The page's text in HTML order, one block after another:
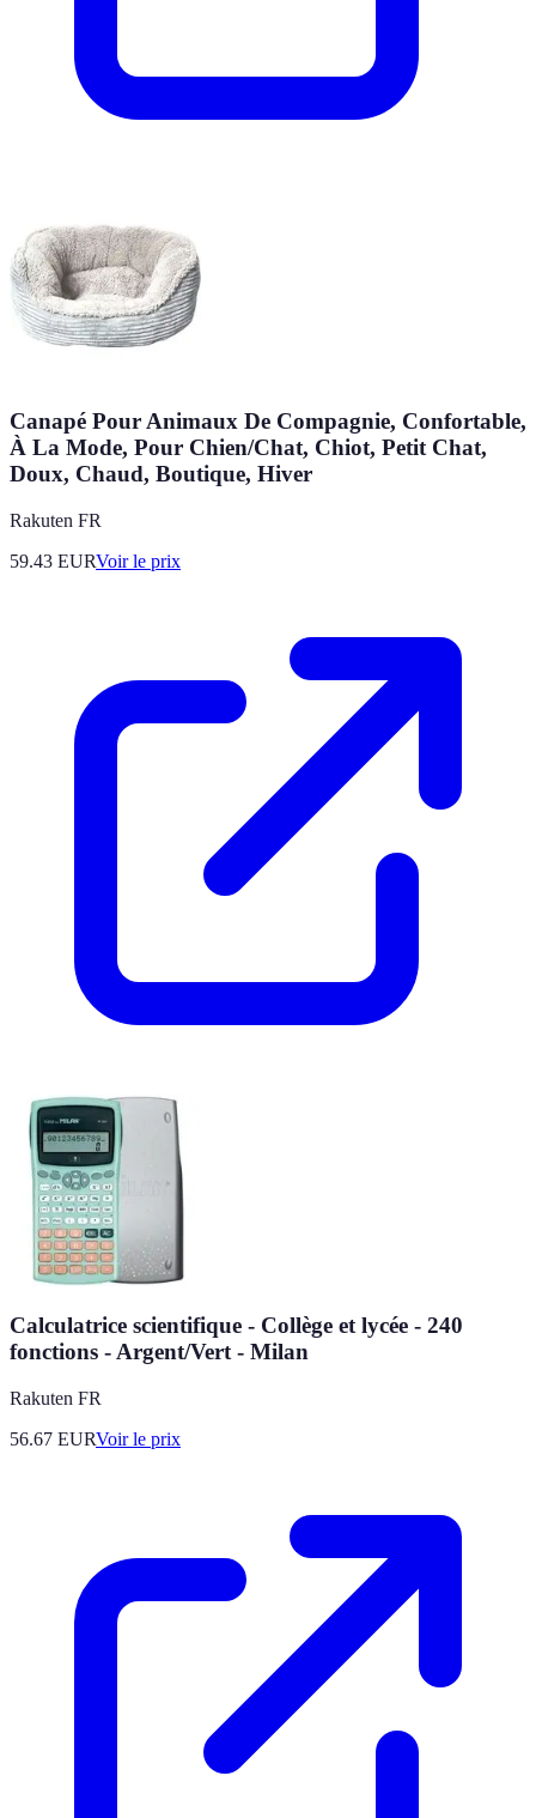
Canapé Pour Animaux De Compagnie, Confortable,
À La Mode, Pour Chien/Chat, Chiot, Petit Chat,
Doux, Chaud, Boutique, Hiver
Rakuten FR
59.43 EURVoir le prix
Calculatrice scientifique - Collège et lycée - 240
fonctions - Argent/Vert - Milan
Rakuten FR
56.67 EURVoir le prix